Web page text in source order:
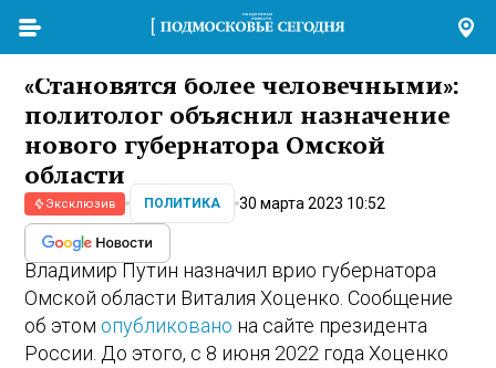
«Становятся более человечными»:
политолог объяснил назначение
нового губернатора Омской
области
Эксклюзив ПОЛИТИКА 30 марта 2023 10:52
Владимир Путин назначил врио губернатора
Омской области Виталия Хоценко. Сообщение
об этом опубликовано на сайте президента
России. До этого, с 8 июня 2022 года Хоценко